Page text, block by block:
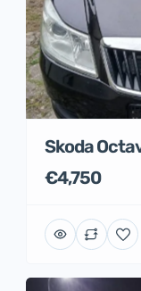
Skoda
€4,750